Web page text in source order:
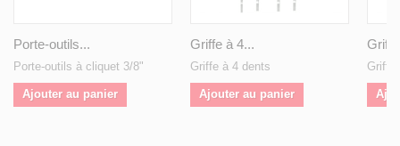
Porte-outils...
Porte-outils à cliquet 3/8"
Ajouter au panier
Griffe à 4...
Griffe à 4 dents
Ajouter au panier
Griffe